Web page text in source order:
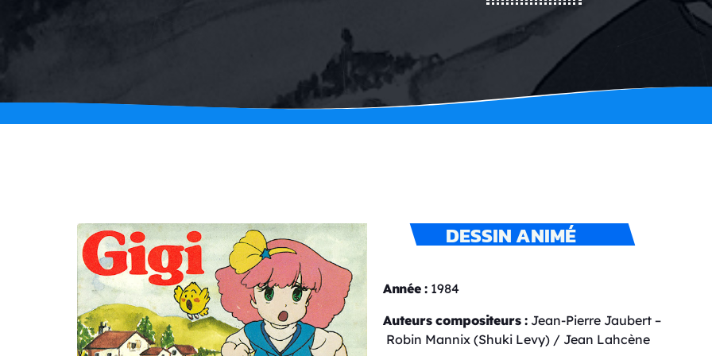
DESSIN ANIMÉ
Année : 1984
Auteurs compositeurs :Jean-Pierre Jaubert –
Robin Mannix (Shuki Levy) / Jean Lahcène